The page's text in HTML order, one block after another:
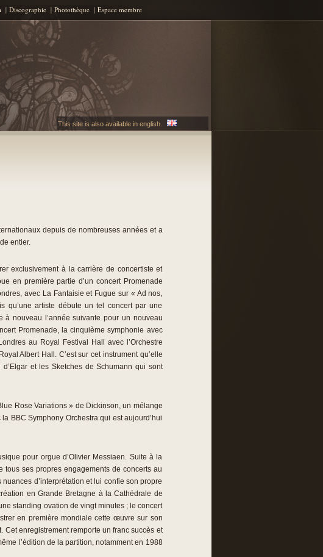
Discographie Photothèque Espace membre
This site is also available in english.
depuis de nombreuses années et a
entier.
exclusivement à la carrière de concertiste et
en première partie d’un concert Promenade
avec La Fantaisie et Fugue sur « Ad nos,
qu’une artiste débute un tel concert par une
nouveau l’année suivante pour un nouveau
Promenade, la cinquième symphonie avec
au Royal Festival Hall avec l’Orchestre
Albert Hall. C’est sur cet instrument qu’elle
et les Sketches de Schumann qui sont
Rose Variations » de Dickinson, un mélange
BBC Symphony Orchestra qui est aujourd’hui
pour orgue d’Olivier Messiaen. Suite à la
ses propres engagements de concerts au
d’interprétation et lui confie son propre
en Grande Bretagne à la Cathédrale de
standing ovation de vingt minutes ; le concert
en première mondiale cette œuvre sur son
Cet enregistrement remporte un franc succès et
l’édition de la partition, notamment en 1988